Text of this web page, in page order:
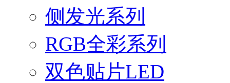
侧发光系列
RGB全彩系列
双色贴片LED